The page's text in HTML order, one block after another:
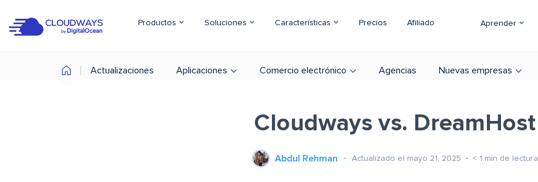
Productos Soluciones Características Precios Afiliado Aprender
Actualizaciones Aplicaciones Comercio electrónico Agencias Nuevas empresas
Cloudways vs. DreamHost
Abdul Rehman Actualizado el mayo 21, 2025 < 1 min de lectura